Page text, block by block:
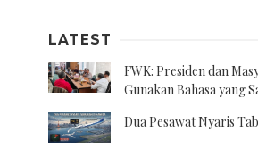
LATEST
FWK: Presiden dan
Gunakan Bahasa yang
Dua Pesawat Nyaris